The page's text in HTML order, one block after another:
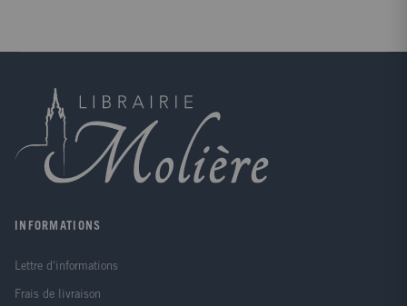
INFORMATIONS
Lettre d'informations
Frais de livraison